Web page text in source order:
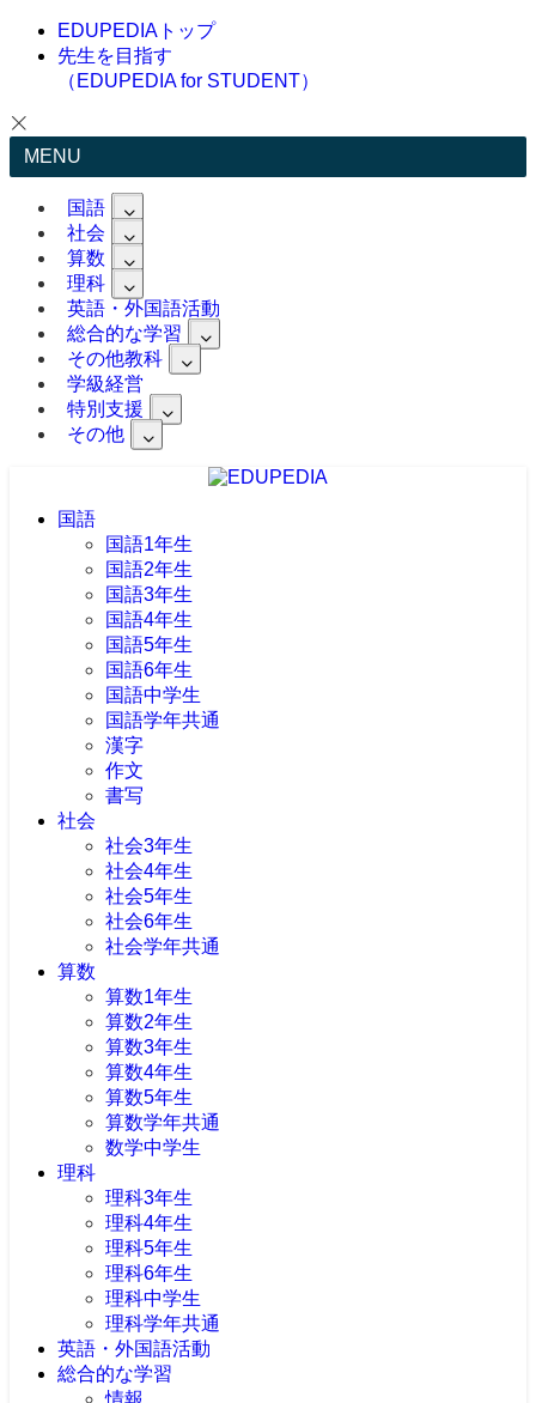
EDUPEDIAトップ
先生を目指す
（EDUPEDIA for STUDENT）
MENU
国語
社会
算数
理科
英語・外国語活動
総合的な学習
その他教科
学級経営
特別支援
その他
国語
国語1年生
国語2年生
国語3年生
国語4年生
国語5年生
国語6年生
国語中学生
国語学年共通
漢字
作文
書写
社会
社会3年生
社会4年生
社会5年生
社会6年生
社会学年共通
算数
算数1年生
算数2年生
算数3年生
算数4年生
算数5年生
算数学年共通
数学中学生
理科
理科3年生
理科4年生
理科5年生
理科6年生
理科中学生
理科学年共通
英語・外国語活動
総合的な学習
情報